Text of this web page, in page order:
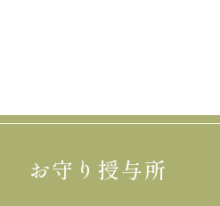
お守り授与所